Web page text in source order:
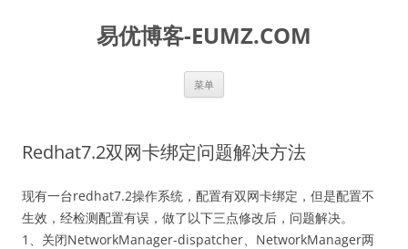
易优博客-EUMZ.COM
菜单
Redhat7.2双网卡绑定问题解决方法
现有一台redhat7.2操作系统，配置有双网卡绑定，但是配置不
生效，经检测配置有误，做了以下三点修改后，问题解决。
1、关闭NetworkManager-dispatcher、NetworkManager两